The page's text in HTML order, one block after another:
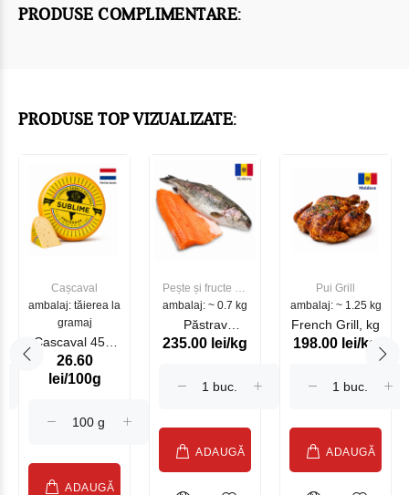
PRODUSE COMPLIMENTARE:
PRODUSE TOP VIZUALIZATE:
Cașcaval
ambalaj: tăierea la
gramaj
Cascaval 45%
Maasdam
Sublime Cow
26.60
lei/100g
ADAUGĂ
Pește și fructe de
mare
ambalaj: ~ 0.7 kg
Păstrav
Somonat
235.00 lei/kg
ADAUGĂ
Pui Grill
ambalaj: ~ 1.25 kg
French Grill, kg
198.00 lei/kg
ADAUGĂ